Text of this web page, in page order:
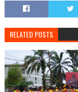
RELATED POSTS